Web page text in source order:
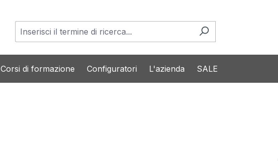
Corsi di formazione Configuratori L'azienda SALE